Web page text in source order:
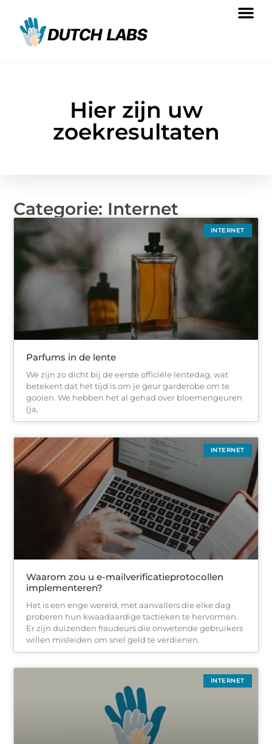
Hier zijn uw
zoekresultaten
Categorie: Internet
INTERNET
Parfums in de lente
We zijn zo dicht bij de eerste officiële lentedag, wat
betekent dat het tijd is om je geur garderobe om te
gooien. We hebben het al gehad over bloemengeuren
(ja,
INTERNET
Waarom zou u e-mailverificatieprotocollen
implementeren?
Het is een enge wereld, met aanvallers die elke dag
proberen hun kwaadaardige tactieken te hervormen.
Er zijn duizenden fraudeurs die onwetende gebruikers
willen misleiden om snel geld te verdienen.
INTERNET